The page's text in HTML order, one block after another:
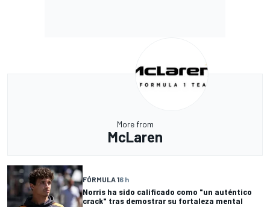
More from
McLaren
FÓRMULA 16 h
Norris ha sido calificado como "un auténtico
crack" tras demostrar su fortaleza mental